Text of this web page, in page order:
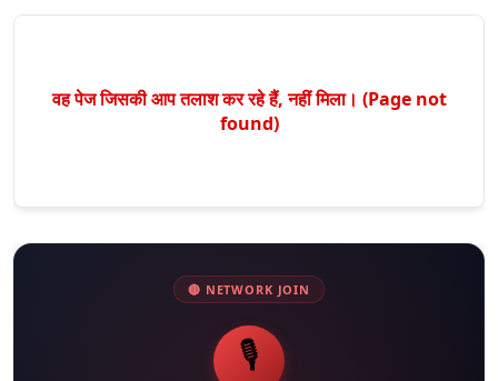
वह पेज जिसकी आप तलाश कर रहे हैं, नहीं मिला। (Page not
found)
🔴 NETWORK JOIN
🎙️